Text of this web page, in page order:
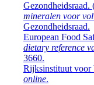
Gezondheidsraad.
mineralen voor
Gezondheidsraad.
European Food
dietary reference
3660.
Rijksinstituut voor
online.